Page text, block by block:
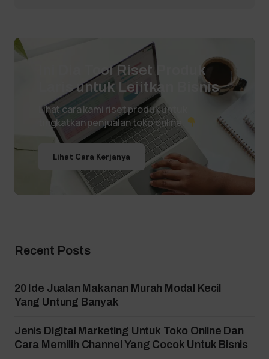
Ini Dia Tool Riset Produk
Laris untuk Lejitkan Bisnis
Lihat cara kami riset produk untuk
tingkatkan penjualan toko online.
Lihat Cara Kerjanya
Recent Posts
20 Ide Jualan Makanan Murah Modal Kecil
Yang Untung Banyak
Jenis Digital Marketing Untuk Toko Online Dan
Cara Memilih Channel Yang Cocok Untuk Bisnis